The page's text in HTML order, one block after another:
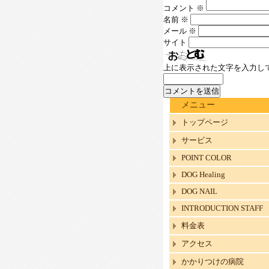
コメント ※
名前 ※
メール ※
サイト
上に表示された文字を入力し
メニュー
トップページ
サービス
POINT COLOR
DOG Healing
DOG NAIL
INTRODUCTION STAFF
料金表
アクセス
かかりつけの病院